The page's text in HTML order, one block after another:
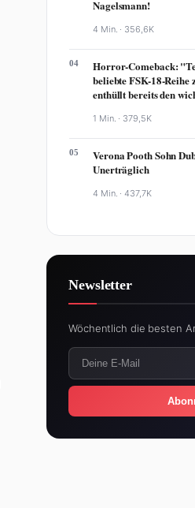
Nagelsmann!
4 Min. · 356,6K
04
Horror-Comeback:
beliebte FSK-18-Reihe
enthüllt bereits den
1 Min. · 379,5K
05
Verona Pooth Sohn
Unerträglich
4 Min. ·437,7K
Newsletter
Wöchentlich die besten